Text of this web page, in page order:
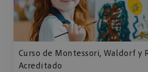
Curso de Montessori, Waldorf y
Acreditado